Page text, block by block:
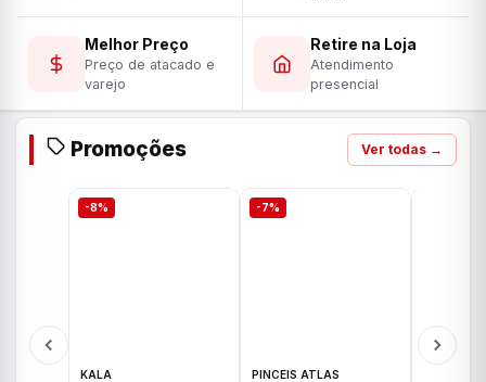
Melhor Preço
Preço de atacado e
varejo
Retire na Loja
Atendimento
presencial
Promoções Ver todas →
-8%
KALA
-7%
PINCEIS ATLAS